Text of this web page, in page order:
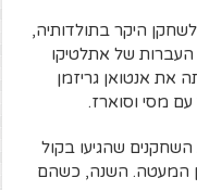
היקר בתולדותיה,
של אתלטיקו
את אנטואן גריזמן
מסי וסוארז.
שהגיעו בקול
המעטה. השנה, כשהם